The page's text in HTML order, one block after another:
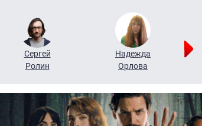
Сергей
Ролин
Надежда
Орлова